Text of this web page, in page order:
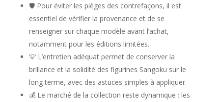
🛡️ Pour éviter les pièges des contrefaçons, il est
essentiel de vérifier la provenance et de se
renseigner sur chaque modèle avant l’achat,
notamment pour les éditions limitées.
💡 L’entretien adéquat permet de conserver la
brillance et la solidité des figurines Sangoku sur le
long terme, avec des astuces simples à appliquer.
💰 Le marché de la collection reste dynamique : les